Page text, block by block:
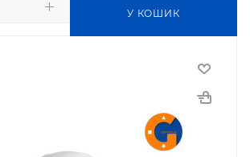
У КОШИК